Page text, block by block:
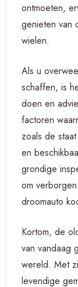
ontmoeten,
genieten van
wielen.
Als u
schaffen, is
doen en
factoren
zoals de
en
grondige
om
droomauto
Kortom, de
van vandaag
wereld. Met
levendige